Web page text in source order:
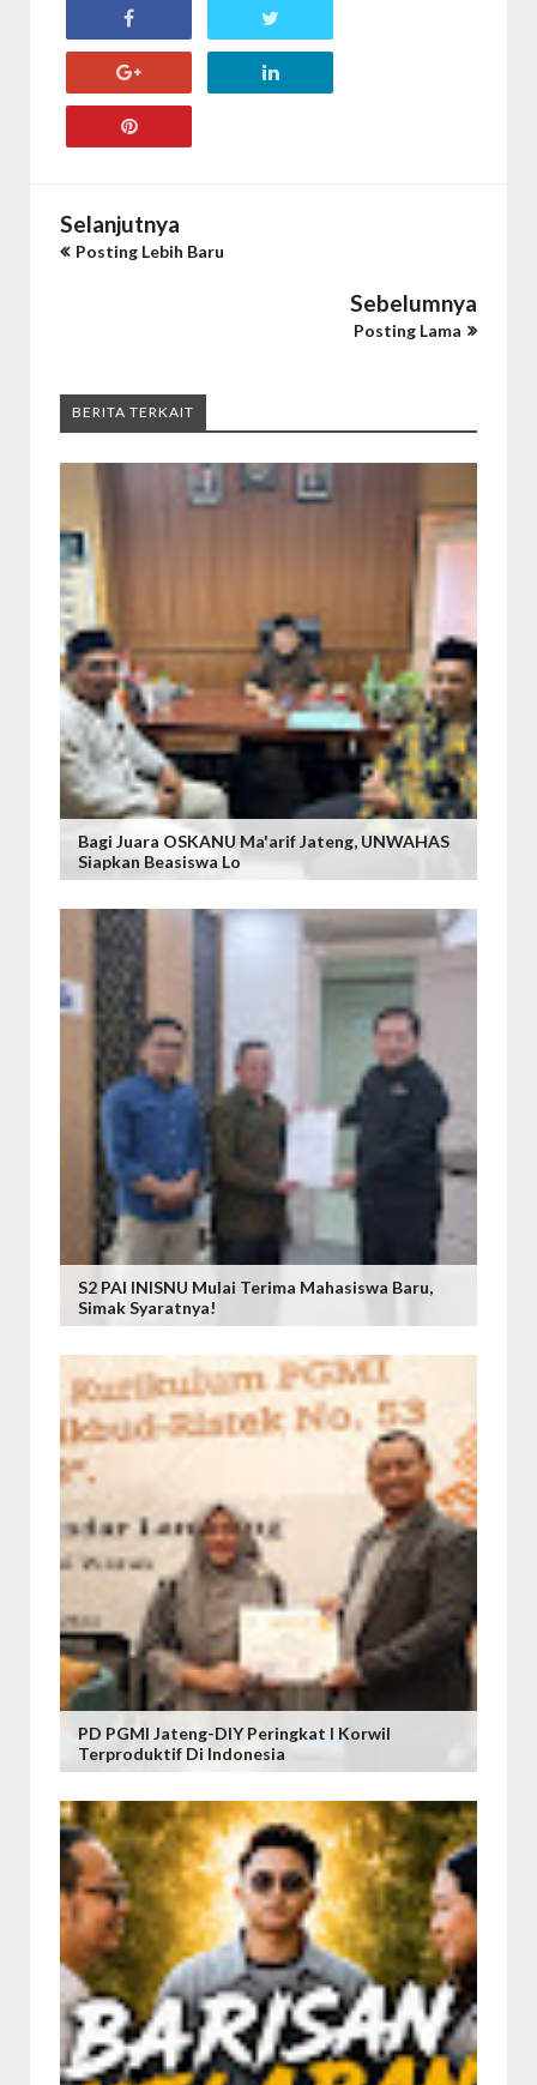
Selanjutnya
Posting Lebih Baru
Sebelumnya
Posting Lama
BERITA TERKAIT
Bagi Juara OSKANU Ma'arif Jateng, UNWAHAS
Siapkan Beasiswa Lo
S2 PAI INISNU Mulai Terima Mahasiswa Baru,
Simak Syaratnya!
PD PGMI Jateng-DIY Peringkat I Korwil
Terproduktif Di Indonesia